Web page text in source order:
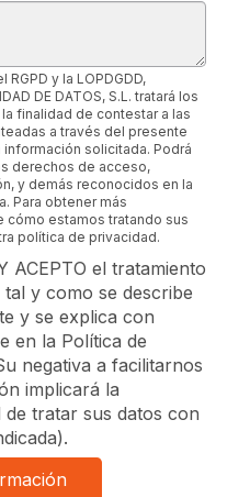
y la LOPDGDD,
DE DATOS, S.L. tratará los
finalidad de contestar a las
a través del presente
solicitada. Podrá
derechos de acceso,
y demás reconocidos en la
Para obtener más
cómo estamos tratando sus
política de privacidad.
ACEPTO el tratamiento
tal y como se describe
y se explica con
en la Política de
negativa a facilitarnos
implicará la
de tratar sus datos con